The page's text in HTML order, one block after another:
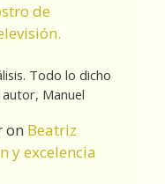
de
Todo lo dicho
Manuel
on Beatriz
y excelencia